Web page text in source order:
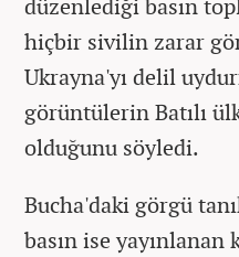
düzenlediği basın
hiçbir sivilin zarar
Ukrayna'yı delil
görüntülerin Batılı
olduğunu söyledi.
Bucha'daki görgü
basın ise